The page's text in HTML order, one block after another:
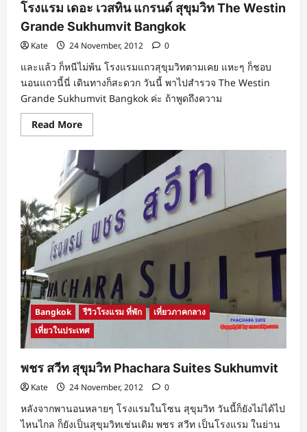
โรงแรม เดอะ เวสทิน แกรนด์ สุขุมวิท The Westin
Grande Sukhumvit Bangkok
Kate 24 November, 2012 0
และแล้ว ก็หนีไม่พ้น โรงแรมแถวสุขุมวิทตามเคย แหะๆ ก็ชอบ
นอนแถวนี้นี่ เดินทางก็สะดวก วันนี้ พาไปสำรวจ The Westin
Grande Sukhumvit Bangkok ค่ะ ถ้าพูดถึงความ
Read MoreRead
more
โรงแรม
เดอะ
เวส
ทิน
แก
รนด์
สุขุมวิท
The
Westin
Grande
Sukhumvit
Bangkok
Bangkok รีวิวโรงแรม ที่พัก
เที่ยวภาคกลาง
เที่ยวในประเทศ
พชร สวีท สุขุมวิท Phachara Suites Sukhumvit
Kate 24 November, 2012 0
หลังจากพานอนหลายๆ โรงแรมในโซน สุขุมวิท วันนี้ก็ยังไม่ได้ไป
ไหนไกล ก็ยังเป็นสุขุมวิทเช่นเดิม พชร สวีท เป็นโรงแรม ในย่าน